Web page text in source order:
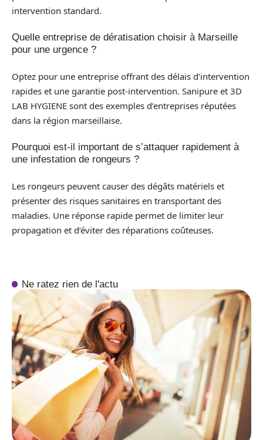
intervention standard.
Quelle entreprise de dératisation choisir à Marseille
pour une urgence ?
Optez pour une entreprise offrant des délais d’intervention
rapides et une garantie post-intervention. Sanipure et 3D
LAB HYGIENE sont des exemples d’entreprises réputées
dans la région marseillaise.
Pourquoi est-il important de s’attaquer rapidement à
une infestation de rongeurs ?
Les rongeurs peuvent causer des dégâts matériels et
présenter des risques sanitaires en transportant des
maladies. Une réponse rapide permet de limiter leur
propagation et d’éviter des réparations coûteuses.
Ne ratez rien de l'actu